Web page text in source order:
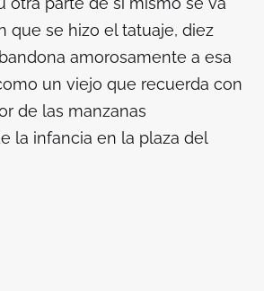
que se hizo el tatuaje, diez
amorosamente a esa
un viejo que recuerda con
de las manzanas
la infancia en la plaza del